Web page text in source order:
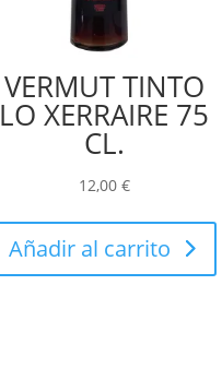
VERMUT TINTO
LO XERRAIRE 75
CL.
12,00 €
Añadir al carrito